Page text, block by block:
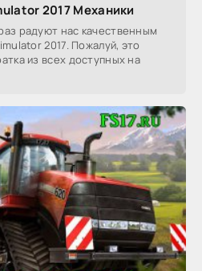
2017 Механики
радуют нас качественным
2017. Пожалуй, это
из всех доступных на